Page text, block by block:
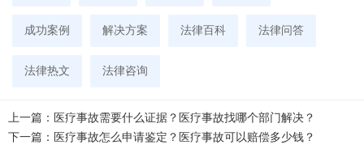
成功案例 解决方案 法律百科 法律问答
法律热文 法律咨询
上一篇： 医疗事故需要什么证据？医疗事故找哪个部门解决？
下一篇： 医疗事故怎么申请鉴定？医疗事故可以赔偿多少钱？